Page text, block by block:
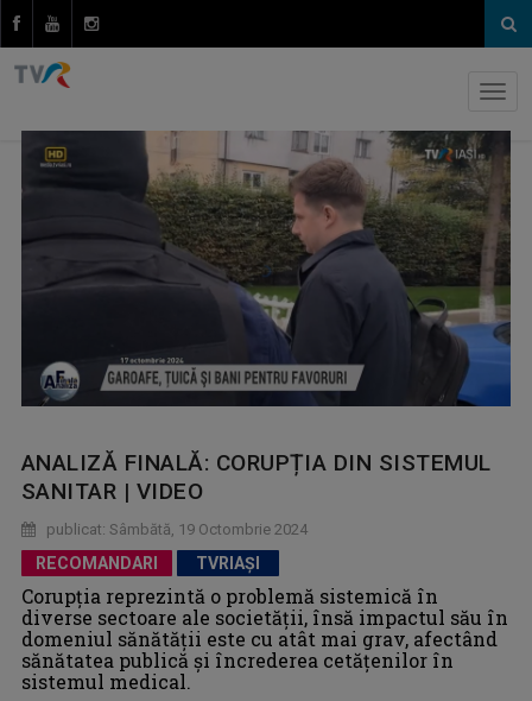
ANALIZĂ FINALĂ: CORUPȚIA DIN SISTEMUL
SANITAR | VIDEO
publicat: Sâmbătă, 19 Octombrie 2024
RECOMANDARI TVRIAȘI
Corupția reprezintă o problemă sistemică în
diverse sectoare ale societății, însă impactul său în
domeniul sănătății este cu atât mai grav, afectând
sănătatea publică și încrederea cetățenilor în
sistemul medical.